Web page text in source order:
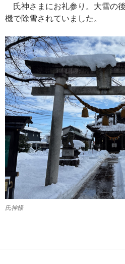
氏神さまにお礼参り。大雪の
機で除雪されていました。
氏神様